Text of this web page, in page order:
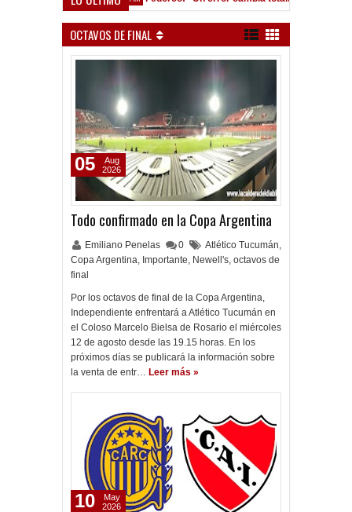
OCTAVOS DE FINAL
Todo confirmado en la Copa Argentina
Emiliano Penelas 0 Atlético Tucumán,
Copa Argentina, Importante, Newell's, octavos de
final
Por los octavos de final de la Copa Argentina,
Independiente enfrentará a Atlético Tucumán en
el Coloso Marcelo Bielsa de Rosario el miércoles
12 de agosto desde las 19.15 horas. En los
próximos días se publicará la información sobre
la venta de entr… Leer más »
05
Aug
2026
10
May
2026